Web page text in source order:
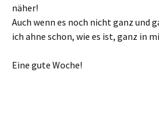
näher!
Auch wenn es noch nicht ganz und
ich ahne schon, wie es ist, ganz in
Eine gute Woche!